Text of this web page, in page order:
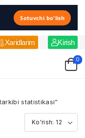
Sotuvchi bo'lish
Xaridlarim Kirish
0
statistikasi”